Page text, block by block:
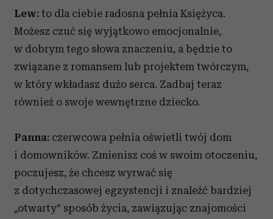
otrzymanymi od Ciebie lub uzyskanymi podczas
Lew: to dla ciebie radosna pełnia Księżyca.
Możesz czuć się wyjątkowo emocjonalnie,
w dobrym tego słowa znaczeniu, a będzie to
związane z romansem lub projektem twórczym,
w który wkładasz dużo serca. Zadbaj teraz
również o swoje wewnętrzne dziecko.
Panna: czerwcowa pełnia oświetli twój dom
i domowników. Zmienisz coś w swoim otoczeniu,
poczujesz, że chcesz wyrwać się
z dotychczasowej egzystencji i znaleźć bardziej
„otwarty” sposób życia, zawiązując znajomości